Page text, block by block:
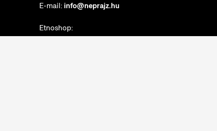
E-mail: info@neprajz.hu
Etnoshop:
+36 1 474 2150